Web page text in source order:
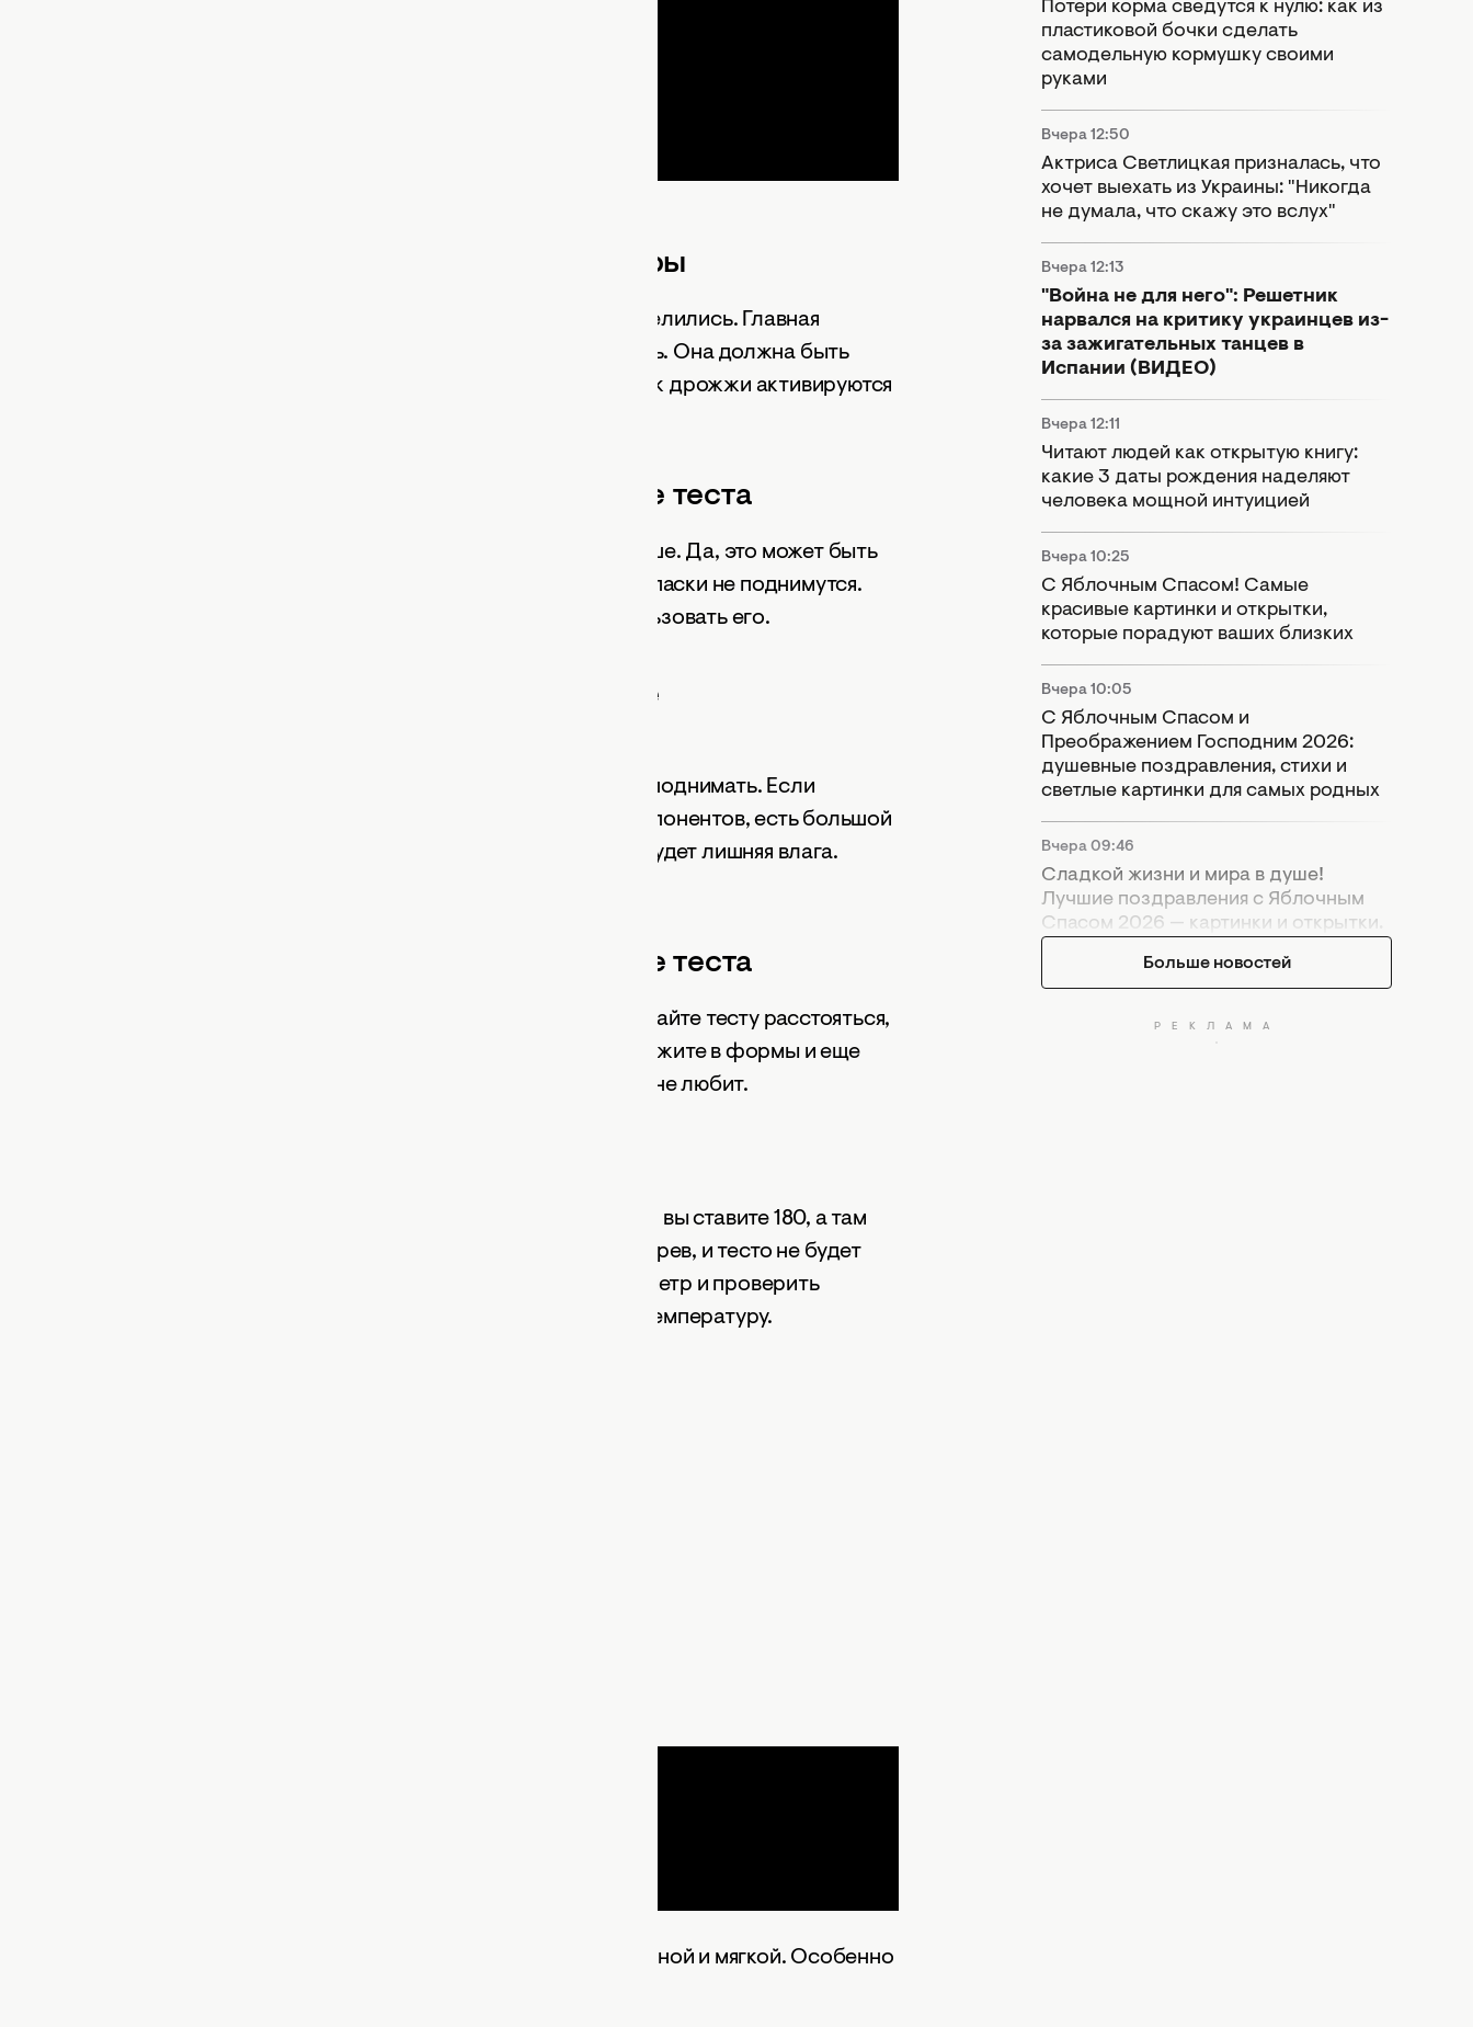
Ошибка №1: Температура молока для опары
Опару делают, чтобы дрожжи равномерно распределились. Главная
ошибка – добавлять горячую или холодную жидкость. Она должна быть
комнатной температуры или едва теплой. Именно так дрожжи активируются
Ошибка №2: Недостаточное вымешивание теста
Тесто на паски нужно вымешивать минут 20, не меньше. Да, это может быть
трудно, однако если полениться, то велик риск, что паски не поднимутся.
Если у вас есть комбайн с тестомесом, можно использовать его.
Ошибка №3: Невнимательное добавление
Сдобное тесто и так тяжелое, дрожжам его тяжело поднимать. Если
добавить огромную кучу изюма, кураги и других компонентов, есть большой
риск, что тесто не поднимется. Особенно если там будет лишняя влага.
Ошибка №4: Недостаточное расстаивание теста
Чем дольше тесто будет стоять в тепле, тем лучше. Дайте тесту расстояться,
тогда вмешайте сухофрукты и снова оставьте. Разложите в формы и еще
раз дайте вырасти. Не экономьте время, паска этого не любит.
Духовка может неправильно нагреваться. К примеру, вы ставите 180, а там
200 или 250. Тогда все сгорит. Или получается недогрев, и тесто не будет
хорошо работать. Можно купить кулинарный термометр и проверить
духовку – тогда вы сможете выставить правильную температуру.
Учтите эти ошибки — и паска получится вкусной, пышной и мягкой. Особенно
Потери корма сведутся к нулю: как из
пластиковой бочки сделать
самодельную кормушку своими
руками
Вчера 12:50
Актриса Светлицкая призналась, что
хочет выехать из Украины: "Никогда
не думала, что скажу это вслух"
Вчера 12:13
"Война не для него": Решетник
нарвался на критику украинцев из-
за зажигательных танцев в
Испании (ВИДЕО)
Вчера 12:11
Читают людей как открытую книгу:
какие 3 даты рождения наделяют
человека мощной интуицией
Вчера 10:25
С Яблочным Спасом! Самые
красивые картинки и открытки,
которые порадуют ваших близких
Вчера 10:05
С Яблочным Спасом и
Преображением Господним 2026:
душевные поздравления, стихи и
светлые картинки для самых родных
Вчера 09:46
Сладкой жизни и мира в душе!
Лучшие поздравления с Яблочным
Спасом 2026 — картинки и открытки.
Больше новостей